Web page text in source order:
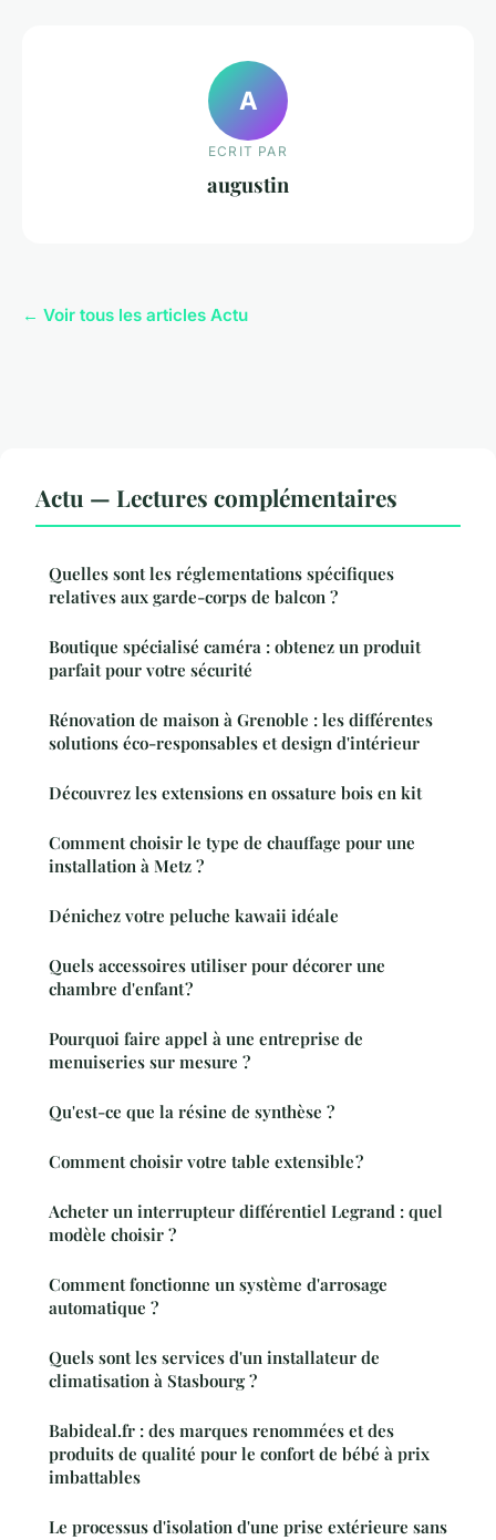
A
ECRIT PAR
augustin
← Voir tous les articles Actu
Actu — Lectures complémentaires
Quelles sont les réglementations spécifiques
relatives aux garde-corps de balcon ?
Boutique spécialisé caméra : obtenez un produit
parfait pour votre sécurité
Rénovation de maison à Grenoble : les différentes
solutions éco-responsables et design d'intérieur
Découvrez les extensions en ossature bois en kit
Comment choisir le type de chauffage pour une
installation à Metz ?
Dénichez votre peluche kawaii idéale
Quels accessoires utiliser pour décorer une
chambre d'enfant ?
Pourquoi faire appel à une entreprise de
menuiseries sur mesure ?
Qu'est-ce que la résine de synthèse ?
Comment choisir votre table extensible ?
Acheter un interrupteur différentiel Legrand : quel
modèle choisir ?
Comment fonctionne un système d'arrosage
automatique ?
Quels sont les services d'un installateur de
climatisation à Stasbourg ?
Babideal.fr : des marques renommées et des
produits de qualité pour le confort de bébé à prix
imbattables
Le processus d'isolation d'une prise extérieure sans